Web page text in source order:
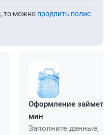
то можно продлить полис
Оформление займет
мин
Заполните данные,